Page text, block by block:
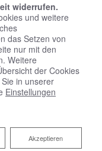
sich
die in den
widerrufen.
und weitere
das Setzen von
nur mit den
Weitere
der Cookies
in unserer
Einstellungen
Akzeptieren